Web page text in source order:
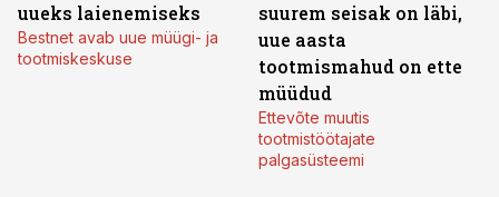
uueks laienemiseks
Bestnet avab uue müügi- ja
tootmiskeskuse
suurem seisak on läbi,
uue aasta
tootmismahud on ette
müüdud
Ettevõte muutis
tootmistöötajate
palgasüsteemi